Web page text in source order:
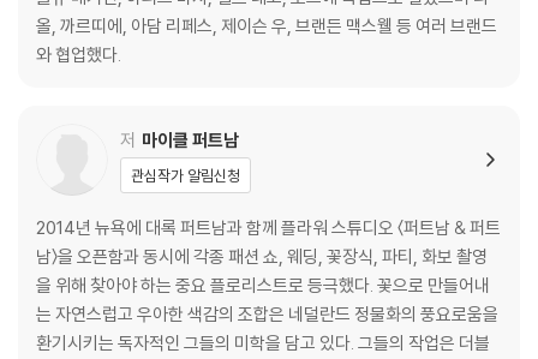
올, 까르띠에, 아담 리페스, 제이슨 우, 브랜든 맥스웰 등 여러 브랜드
와 협업했다.
저 마이클 퍼트남
관심작가 알림신청
2014년 뉴욕에 대록 퍼트남과 함께 플라워 스튜디오 〈퍼트남 & 퍼트
남〉을 오픈함과 동시에 각종 패션 쇼, 웨딩, 꽃장식, 파티, 화보 촬영
을 위해 찾아야 하는 중요 플로리스트로 등극했다. 꽃으로 만들어내
는 자연스럽고 우아한 색감의 조합은 네덜란드 정물화의 풍요로움을
환기시키는 독자적인 그들의 미학을 담고 있다. 그들의 작업은 더블